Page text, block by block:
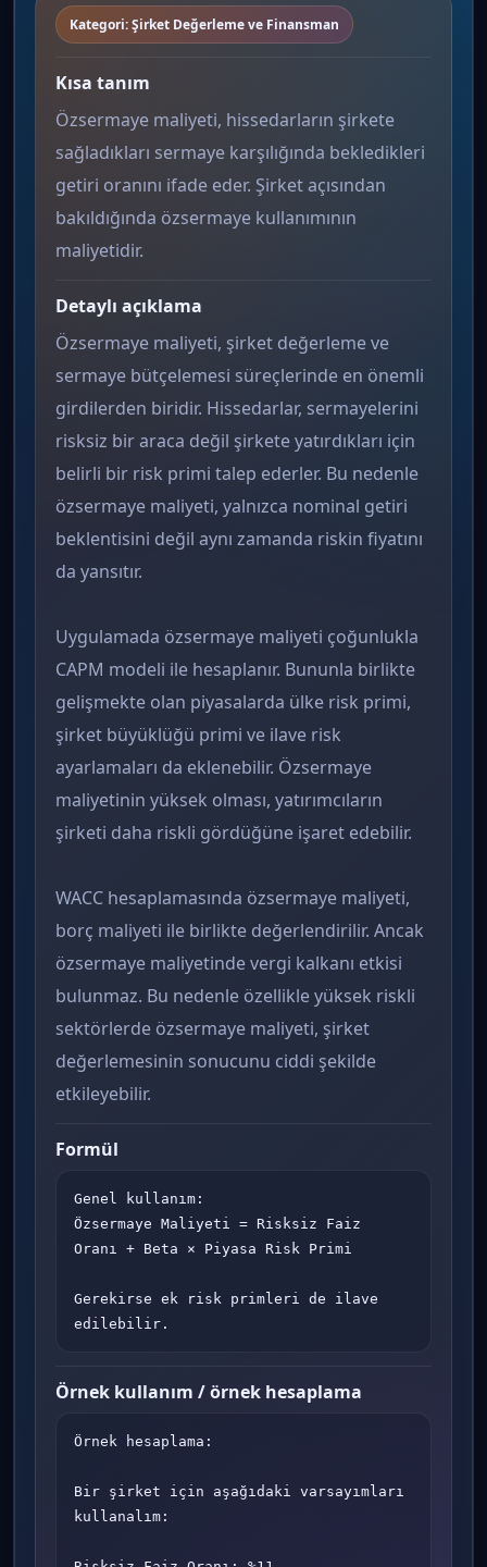
Kategori: Şirket Değerleme ve Finansman
Kısa tanım
Özsermaye maliyeti, hissedarların şirkete
sağladıkları sermaye karşılığında bekledikleri
getiri oranını ifade eder. Şirket açısından
bakıldığında özsermaye kullanımının
maliyetidir.
Detaylı açıklama
Özsermaye maliyeti, şirket değerleme ve
sermaye bütçelemesi süreçlerinde en önemli
girdilerden biridir. Hissedarlar, sermayelerini
risksiz bir araca değil şirkete yatırdıkları için
belirli bir risk primi talep ederler. Bu nedenle
özsermaye maliyeti, yalnızca nominal getiri
beklentisini değil aynı zamanda riskin fiyatını
da yansıtır.
Uygulamada özsermaye maliyeti çoğunlukla
CAPM modeli ile hesaplanır. Bununla birlikte
gelişmekte olan piyasalarda ülke risk primi,
şirket büyüklüğü primi ve ilave risk
ayarlamaları da eklenebilir. Özsermaye
maliyetinin yüksek olması, yatırımcıların
şirketi daha riskli gördüğüne işaret edebilir.
WACC hesaplamasında özsermaye maliyeti,
borç maliyeti ile birlikte değerlendirilir. Ancak
özsermaye maliyetinde vergi kalkanı etkisi
bulunmaz. Bu nedenle özellikle yüksek riskli
sektörlerde özsermaye maliyeti, şirket
değerlemesinin sonucunu ciddi şekilde
etkileyebilir.
Formül
Genel kullanım:
Özsermaye Maliyeti = Risksiz Faiz
Oranı + Beta × Piyasa Risk Primi
Gerekirse ek risk primleri de ilave
edilebilir.
Örnek kullanım / örnek hesaplama
Örnek hesaplama:
Bir şirket için aşağıdaki varsayımları
kullanalım: